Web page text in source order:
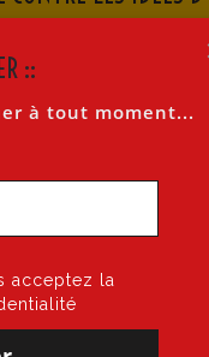
NATIONALE
::
à tout moment...
acceptez la